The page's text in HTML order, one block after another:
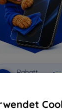
Rabatt
Anti-Shock